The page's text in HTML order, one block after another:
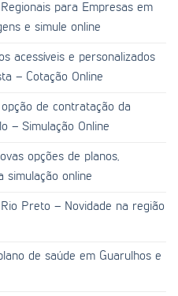
para Empresas em
e simule online
acessíveis e personalizados
– Cotação Online
de contratação da
– Simulação Online
opções de planos,
simulação online
Preto – Novidade na região
de saúde em Guarulhos e